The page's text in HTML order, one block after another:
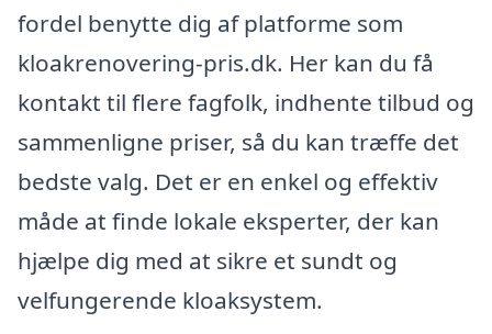
fordel benytte dig af platforme som
kloakrenovering-pris.dk. Her kan du få
kontakt til flere fagfolk, indhente tilbud og
sammenligne priser, så du kan træffe det
bedste valg. Det er en enkel og effektiv
måde at finde lokale eksperter, der kan
hjælpe dig med at sikre et sundt og
velfungerende kloaksystem.